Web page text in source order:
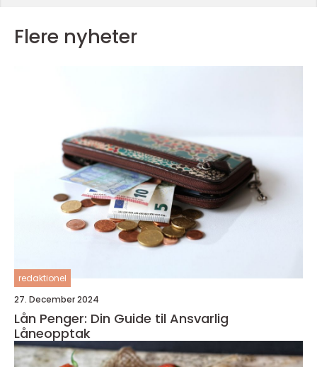
Flere nyheter
redaktionel
27. December 2024
Lån Penger: Din Guide til Ansvarlig
Låneopptak